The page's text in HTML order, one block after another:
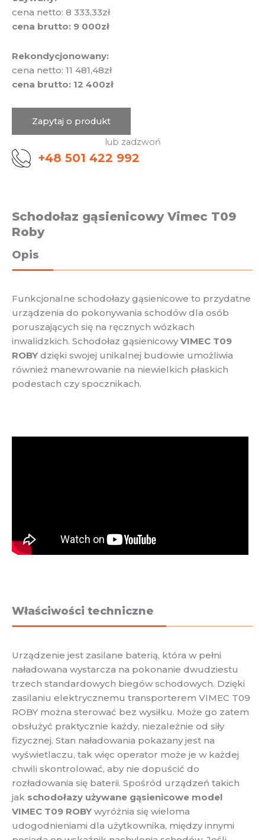
cena netto: 8 333,33zł
cena brutto: 9 000zł
Rekondycjonowany:
cena netto: 11 481,48zł
cena brutto: 12 400zł
Zapytaj o produkt
lub zadzwoń
+48 501 422 992
Schodołaz gąsienicowy Vimec T09
Roby
Opis
Funkcjonalne schodołazy gąsienicowe to przydatne
urządzenia do pokonywania schodów dla osób
poruszających się na ręcznych wózkach
inwalidzkich. Schodołaz gąsienicowy VIMEC T09
ROBY dzięki swojej unikalnej budowie umożliwia
również manewrowanie na niewielkich płaskich
podestach czy spocznikach.
Właściwości techniczne
Urządzenie jest zasilane baterią, która w pełni
naładowana wystarcza na pokonanie dwudziestu
trzech standardowych biegów schodowych. Dzięki
zasilaniu elektrycznemu transporterem VIMEC T09
ROBY można sterować bez wysiłku. Może go zatem
obsłużyć praktycznie każdy, niezależnie od siły
fizycznej. Stan naładowania pokazany jest na
wyświetlaczu, tak więc operator może je w każdej
chwili skontrolować, aby nie dopuścić do
rozładowania się baterii. Spośród urządzeń takich
jak schodołazy używane gąsienicowe model
VIMEC T09 ROBY wyróżnia się wieloma
udogodnieniami dla użytkownika, między innymi